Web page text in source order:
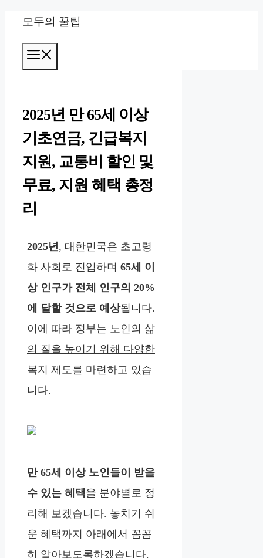
모두의 꿀팁
2025년 만 65세 이상
기초연금, 긴급복지
지원, 교통비 할인 및
무료, 지원 혜택 총정
리
2025년, 대한민국은 초고령
화 사회로 진입하며 65세 이
상 인구가 전체 인구의 20%
에 달할 것으로 예상됩니다.
이에 따라 정부는 노인의 삶
의 질을 높이기 위해 다양한
복지 제도를 마련하고 있습
니다.
만 65세 이상 노인들이 받을
수 있는 혜택을 분야별로 정
리해 보겠습니다. 놓치기 쉬
운 혜택까지 아래에서 꼼꼼
히 알아보도록하겠습니다.